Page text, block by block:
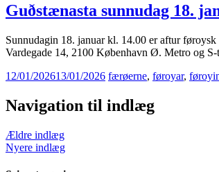
Guðstænasta sunnudag 18.
Sunnudagin 18. januar kl. 14.00 er aftur
Vardegade 14, 2100 København Ø. Metro og
12/01/202613/01/2026 færøerne, føroyar,
Navigation til indlæg
Ældre indlæg
Nyere indlæg